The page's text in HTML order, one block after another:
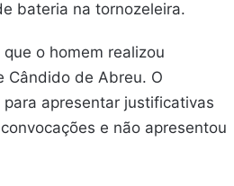
bateria na tornozeleira.
o homem realizou
Cândido de Abreu. O
apresentar justificativas
e não apresentou